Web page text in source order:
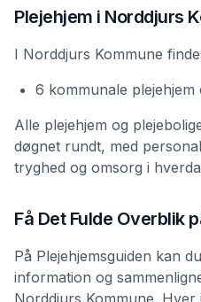
Plejehjem i Norddjurs
I Norddjurs Kommune
6 kommunale plejehjem
Alle plejehjem og
døgnet rundt, med
tryghed og omsorg i
Få Det Fulde Overblik
På Plejehjemsguiden kan
information og
Norddjurs Kommune.